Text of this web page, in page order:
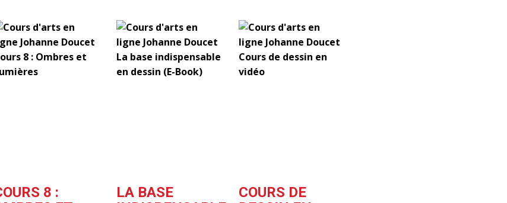
8 :
LA BASE
COURS DE